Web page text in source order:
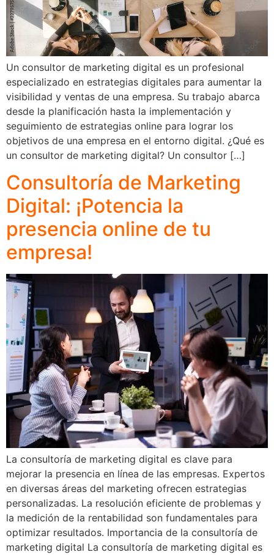
Un consultor de marketing digital es un profesional
especializado en estrategias digitales para aumentar la
visibilidad y ventas de una empresa. Su trabajo abarca
desde la planificación hasta la implementación y
seguimiento de estrategias online para lograr los
objetivos de una empresa en el entorno digital. ¿Qué es
un consultor de marketing digital? Un consultor […]
Consultoría de Marketing
Digital: ¡Potencia la
presencia online de tu
empresa!
La consultoría de marketing digital es clave para
mejorar la presencia en línea de las empresas. Expertos
en diversas áreas del marketing ofrecen estrategias
personalizadas. La resolución eficiente de problemas y
la medición de la rentabilidad son fundamentales para
optimizar resultados. Importancia de la consultoría de
marketing digital La consultoría de marketing digital es